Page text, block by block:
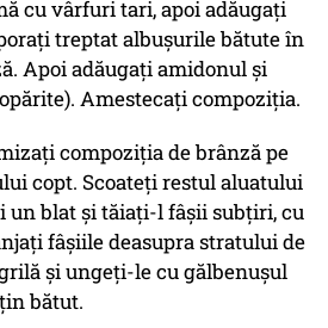
cu vârfuri tari, apoi adăugați
treptat albușurile bătute în
Apoi adăugați amidonul și
Amestecați compoziția.
compoziția de brânză pe
copt. Scoateți restul aluatului
blat și tăiați-l fâșii subțiri, cu
fâșiile deasupra stratului de
și ungeți-le cu gălbenușul
bătut.